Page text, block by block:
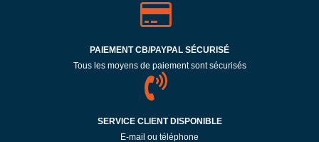
PAIEMENT CB/PAYPAL SÉCURISÉ
Tous les moyens de paiement sont sécurisés
SERVICE CLIENT DISPONIBLE
E-mail ou téléphone